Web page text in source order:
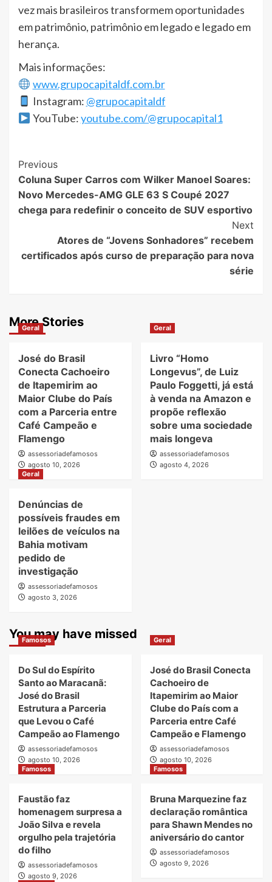
vez mais brasileiros transformem oportunidades
em patrimônio, patrimônio em legado e legado em
herança.
Mais informações:
www.grupocapitaldf.com.br
Instagram: @grupocapitaldf
YouTube:youtube.com/@grupocapital1
Post
Navigation
Previous
Coluna Super Carros com Wilker Manoel Soares:
Novo Mercedes-AMG GLE 63 S Coupé 2027
chega para redefinir o conceito de SUV esportivo
Next
Atores de “Jovens Sonhadores” recebem
certificados após curso de preparação para nova
série
More Stories
Geral
José do Brasil
Conecta Cachoeiro
de Itapemirim ao
Maior Clube do País
com a Parceria entre
Café Campeão e
Flamengo
assessoriadefamosos
agosto 10, 2026
Geral
Livro “Homo
Longevus”, de Luiz
Paulo Foggetti, já está
à venda na Amazon e
propõe reflexão
sobre uma sociedade
mais longeva
assessoriadefamosos
agosto 4, 2026
Geral
Denúncias de
possíveis fraudes em
leilões de veículos na
Bahia motivam
pedido de
investigação
assessoriadefamosos
agosto 3, 2026
You may have missed
Famosos
Do Sul do Espírito
Santo ao Maracanã:
José do Brasil
Estrutura a Parceria
que Levou o Café
Campeão ao Flamengo
assessoriadefamosos
agosto 10, 2026
Geral
José do Brasil Conecta
Cachoeiro de
Itapemirim ao Maior
Clube do País com a
Parceria entre Café
Campeão e Flamengo
assessoriadefamosos
agosto 10, 2026
Famosos
Faustão faz
homenagem surpresa a
João Silva e revela
orgulho pela trajetória
do filho
assessoriadefamosos
agosto 9, 2026
Famosos
Bruna Marquezine faz
declaração romântica
para Shawn Mendes no
aniversário do cantor
assessoriadefamosos
agosto 9, 2026